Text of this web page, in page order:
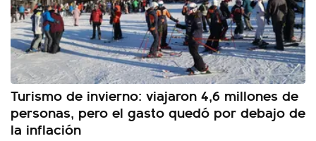
Turismo de invierno: viajaron 4,6 millones de
personas, pero el gasto quedó por debajo de
la inflación